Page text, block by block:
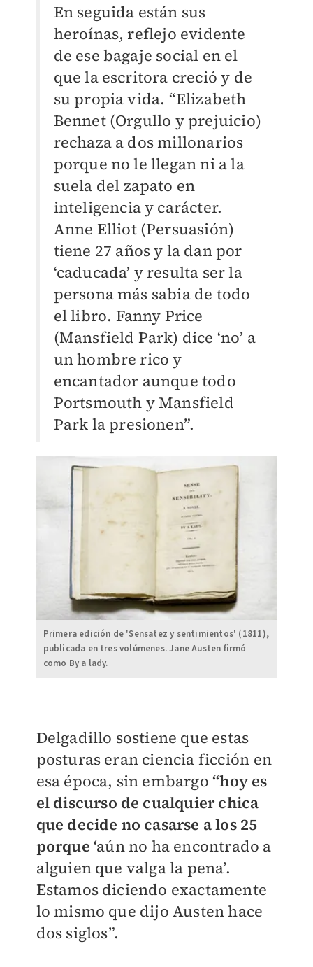
En seguida están sus
heroínas, reflejo evidente
de ese bagaje social en el
que la escritora creció y de
su propia vida. “Elizabeth
Bennet (Orgullo y prejuicio)
rechaza a dos millonarios
porque no le llegan ni a la
suela del zapato en
inteligencia y carácter.
Anne Elliot (Persuasión)
tiene 27 años y la dan por
‘caducada’ y resulta ser la
persona más sabia de todo
el libro. Fanny Price
(Mansfield Park) dice ‘no’ a
un hombre rico y
encantador aunque todo
Portsmouth y Mansfield
Park la presionen”.
Primera edición de 'Sensatez y sentimientos' (1811),
publicada en tres volúmenes. Jane Austen firmó
como By a lady.
Delgadillo sostiene que estas
posturas eran ciencia ficción en
esa época, sin embargo“hoy es
el discurso de cualquier chica
que decide no casarse a los 25
porque ‘aún no ha encontrado a
alguien que valga la pena’.
Estamos diciendo exactamente
lo mismo que dijo Austen hace
dos siglos”.